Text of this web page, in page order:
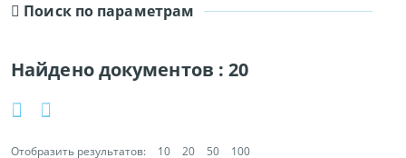
Поиск по параметрам
Найдено документов :20
Отобразить результатов: 10 20 50
100